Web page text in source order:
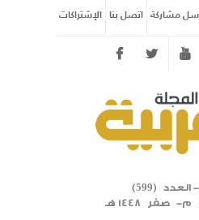
مشاركة اتصل بنا الإشتراكات
Twitter
(
599
)